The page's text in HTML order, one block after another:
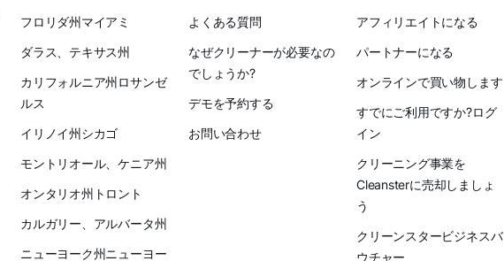
フロリダ州マイアミ
ダラス、テキサス州
カリフォルニア州ロサンゼ
ルス
イリノイ州シカゴ
モントリオール、ケニア州
オンタリオ州トロント
カルガリー、アルバータ州
ニューヨーク州ニューヨー
よくある質問
なぜクリーナーが必要なの
でしょうか?
デモを予約する
お問い合わせ
アフィリエイトになる
パートナーになる
オンラインで買い物します
すでにご利用ですか?ログ
イン
クリーニング事業を
Cleansterに売却しましょ
う
クリーンスタービジネスバ
ウチャー